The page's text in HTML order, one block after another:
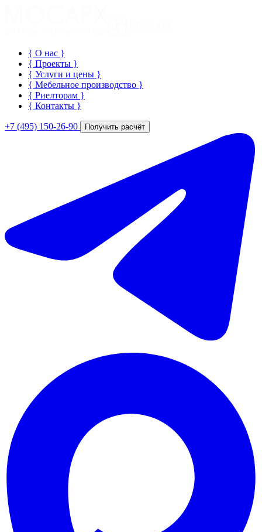
{ О нас }
{ Проекты }
{ Услуги и цены }
{ Мебельное производство }
{ Риелторам }
{ Контакты }
+7 (495) 150-26-90 Получить расчёт